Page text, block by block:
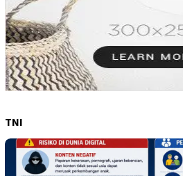
TNI